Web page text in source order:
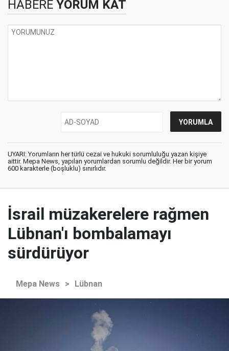
HABERE YORUM KAT
UYARI: Yorumların her türlü cezai ve hukuki sorumluluğu yazan kişiye
aittir. Mepa News, yapılan yorumlardan sorumlu değildir. Her bir yorum
600 karakterle (boşluklu) sınırlıdır.
İsrail müzakerelere rağmen
Lübnan'ı bombalamayı
sürdürüyor
Mepa News > Lübnan